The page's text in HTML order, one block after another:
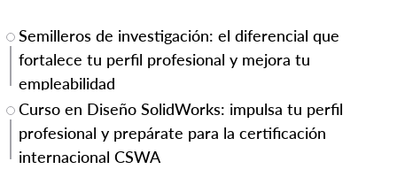
Semilleros de investigación: el diferencial que
fortalece tu perfil profesional y mejora tu
empleabilidad
Curso en Diseño SolidWorks: impulsa tu perfil
profesional y prepárate para la certificación
internacional CSWA